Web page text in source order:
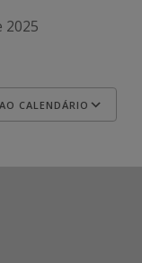
2025
CALENDÁRIO